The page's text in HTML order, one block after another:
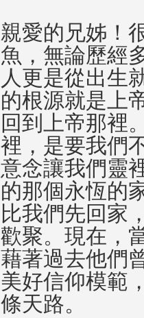
親愛的兄姊！
魚，無論歷經
人更是從出生
的根源就是上
回到上帝那裡
裡，是要我們
意念讓我們靈
的那個永恆的
比我們先回家
歡聚。現在，
藉著過去他們
美好信仰模範
條天路。